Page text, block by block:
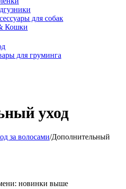
для собак
Кошки
для груминга
уход
за волосами/Дополнительный
новинки выше